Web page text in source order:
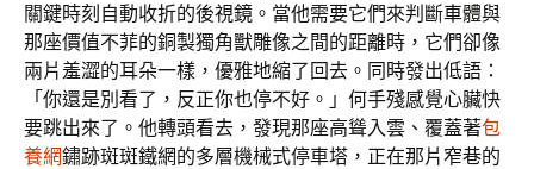
關鍵時刻自動收折的後視鏡。當他需要它們來判斷車體與
那座價值不菲的銅製獨角獸雕像之間的距離時，它們卻像
兩片羞澀的耳朵一樣，優雅地縮了回去。同時發出低語：
「你還是別看了，反正你也停不好。」何手殘感覺心臟快
要跳出來了。他轉頭看去，發現那座高聳入雲、覆蓋著包
養網鏽跡斑斑鐵網的多層機械式停車塔，正在那片窄巷的